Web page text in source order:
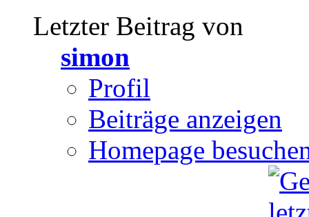
Letzter Beitrag von
simon
Profil
Beiträge anzeigen
Homepage